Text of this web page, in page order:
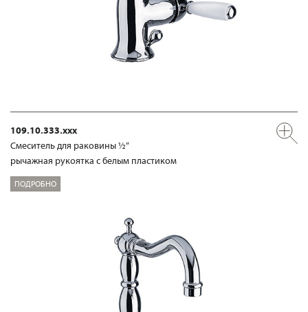
109.10.333.xxx
Смеситель для раковины ½“
рычажная рукоятка с белым пластиком
ПОДРОБНО